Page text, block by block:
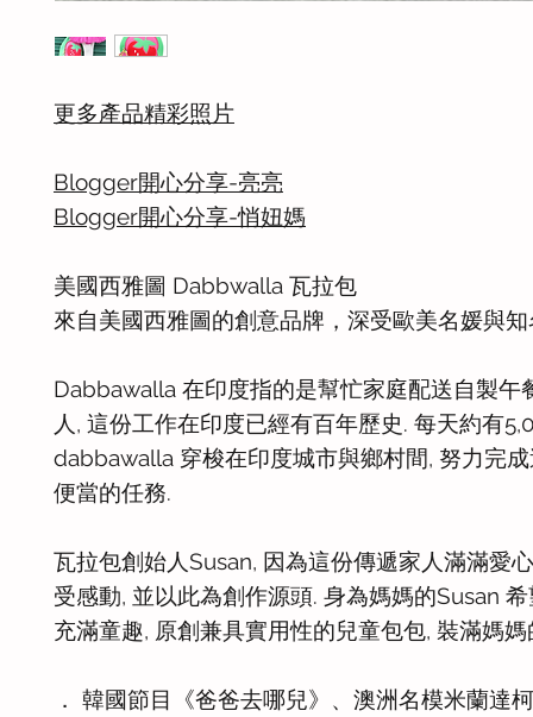
更多產品精彩照片
Blogger開心分享-亮亮
Blogger開心分享-悄妞媽
美國西雅圖 Dabbwalla 瓦拉包
來自美國西雅圖的創意品牌，深受歐美名媛與
Dabbawalla 在印度指的是幫忙家庭配送自製午
人, 這份工作在印度已經有百年歷史. 每天約有
dabbawalla 穿梭在印度城市與鄉村間, 努力完
便當的任務.
瓦拉包創始人Susan, 因為這份傳遞家人滿滿愛
受感動, 並以此為創作源頭. 身為媽媽的Susan
充滿童趣, 原創兼具實用性的兒童包包, 裝滿媽媽
． 韓國節目《爸爸去哪兒》、澳洲名模米蘭達